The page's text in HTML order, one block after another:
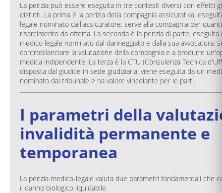
La perizia può essere eseguita in tre contesti diversi con effetti
distinti. La prima è la perizia della compagnia assicurativa,
legale nominato dall'assicuratore: serve alla compagnia per
risarcimento da offerta. La seconda è la perizia di parte, eseguita
medico legale nominato dal danneggiato e dalla sua avvocatura:
controbilanciare la valutazione della compagnia e a produrre
medica indipendente. La terza è la CTU (Consulenza Tecnica
disposta dal giudice in sede giudiziaria: viene eseguita da un
nominato dal tribunale e ha valore vincolante per le parti.
I parametri della
invalidità permanente e
temporanea
La perizia medico-legale valuta due parametri fondamentali che
il danno biologico liquidabile.